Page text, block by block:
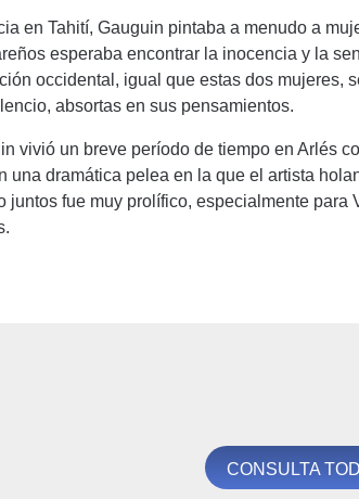
en Tahití, Gauguin pintaba a menudo a
esperaba encontrar la inocencia y la
occidental, igual que estas dos mujeres,
absortas en sus pensamientos.
vivió un breve período de tiempo en Arlés
una dramática pelea en la que el artista
juntos fue muy prolífico, especialmente para
CONSULTA